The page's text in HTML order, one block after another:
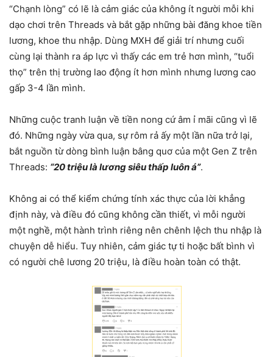
“Chạnh lòng” có lẽ là cảm giác của không ít người mỗi khi
dạo chơi trên Threads và bắt gặp những bài đăng khoe tiền
lương, khoe thu nhập. Dùng MXH để giải trí nhưng cuối
cùng lại thành ra áp lực vì thấy các em trẻ hơn mình, “tuổi
thọ” trên thị trường lao động ít hơn mình nhưng lương cao
gấp 3-4 lần mình.
Những cuộc tranh luận về tiền nong cứ âm ỉ mãi cũng vì lẽ
đó. Những ngày vừa qua, sự rôm rả ấy một lần nữa trở lại,
bắt nguồn từ dòng bình luận bâng quơ của một Gen Z trên
Threads: “20 triệu là lương siêu thấp luôn á”.
Không ai có thể kiểm chứng tính xác thực của lời khẳng
định này, và điều đó cũng không cần thiết, vì mỗi người
một nghề, một hành trình riêng nên chênh lệch thu nhập là
chuyện dễ hiểu. Tuy nhiên, cảm giác tự ti hoặc bất bình vì
có người chê lương 20 triệu, là điều hoàn toàn có thật.